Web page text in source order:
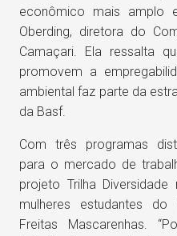
econômico mais amplo
Oberding, diretora do
Camaçari. Ela ressalta
promovem a
ambiental faz parte da
da Basf.
Com três programas
para o mercado de
projeto Trilha
mulheres estudantes
Freitas Mascarenhas.